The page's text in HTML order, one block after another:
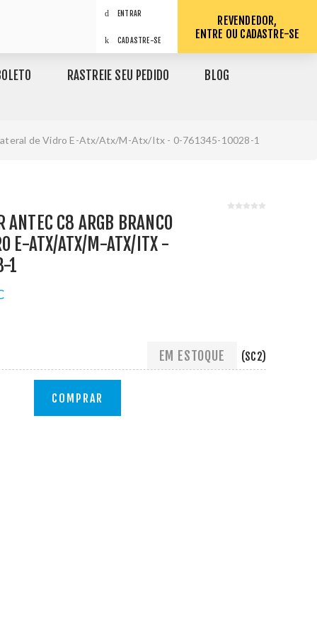
ENTRAR
CADASTRE-SE
REVENDEDOR,
ENTRE OU CADASTRE-SE
RASTREIE SEU PEDIDO BLOG
de Vidro E-Atx/Atx/M-Atx/Itx - 0-761345-10028-1
ANTEC C8 ARGB BRANCO
E-ATX/ATX/M-ATX/ITX -
1
EM ESTOQUE (SC2)
COMPRAR